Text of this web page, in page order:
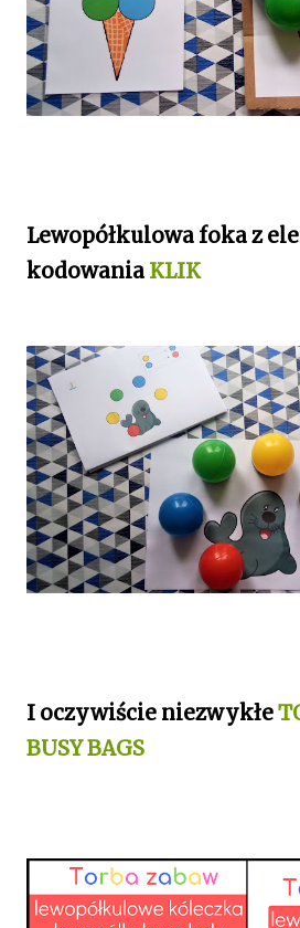
Lewopółkulowa foka z
kodowania KLIK
I oczywiście niezwykłe
BUSY BAGS